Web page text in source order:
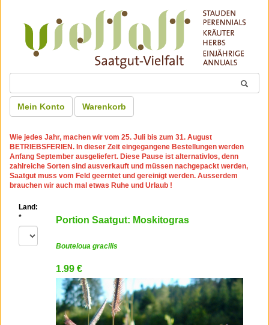
Mein Konto Warenkorb
Wie jedes Jahr, machen wir vom 25. Juli bis zum 31. August
BETRIEBSFERIEN. In dieser Zeit eingegangene Bestellungen werden
Anfang September ausgeliefert. Diese Pause ist alternativlos, denn
zahlreiche Sorten sind ausverkauft und müssen nachgepackt werden,
Saatgut muss vom Feld geerntet und gereinigt werden. Ausserdem
brauchen wir auch mal etwas Ruhe und Urlaub !
Land:
*
Portion Saatgut: Moskitogras
Bouteloua gracilis
1.99 €